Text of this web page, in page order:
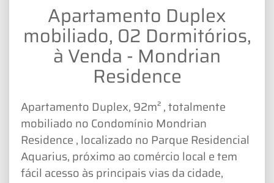
Apartamento Duplex
mobiliado, 02 Dormitórios,
à Venda - Mondrian
Residence
Apartamento Duplex, 92m² , totalmente
mobiliado no Condomínio Mondrian
Residence , localizado no Parque Residencial
Aquarius, próximo ao comércio local e tem
fácil acesso às principais vias da cidade,